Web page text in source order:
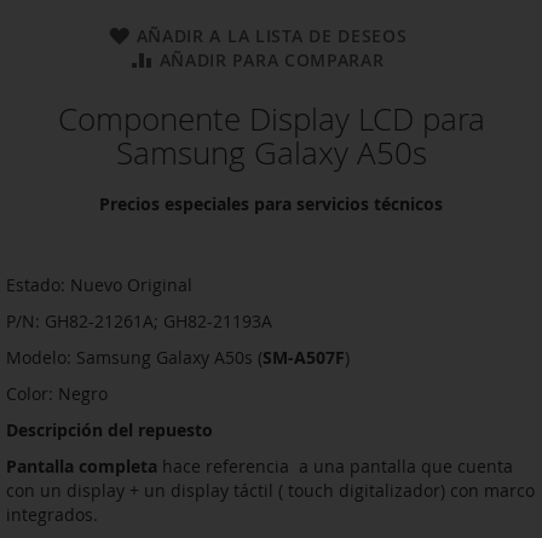
AÑADIR A LA LISTA DE DESEOS
AÑADIR PARA COMPARAR
Componente Display LCD para
Samsung Galaxy A50s
Precios especiales para servicios técnicos
Estado: Nuevo Original
P/N: GH82-21261A; GH82-21193A
Modelo: Samsung Galaxy A50s (SM-A507F)
Color: Negro
Descripción del repuesto
Pantalla completa hace referencia a una pantalla que cuenta
con un display + un display táctil ( touch digitalizador) con marco
integrados.